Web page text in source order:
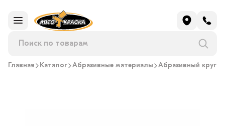
Главная Каталог Абразивные материалы Абразивный круг